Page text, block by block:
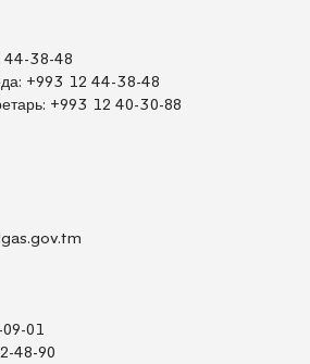
44-38-48
+993 12 44-38-48
+993 12 40-30-88
01
48-90